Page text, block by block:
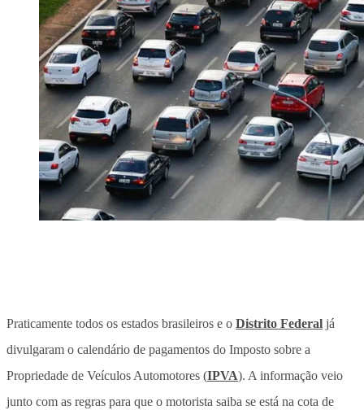
Praticamente todos os estados brasileiros e o Distrito Federal já
divulgaram o calendário de pagamentos do Imposto sobre a
Propriedade de Veículos Automotores (IPVA). A informação veio
junto com as regras para que o motorista saiba se está na cota de